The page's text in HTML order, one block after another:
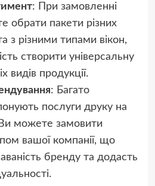
: При замовленні
обрати пакети різних
з різними типами вікон,
створити універсальну
видів продукції.
: Багато
послуги друку на
можете замовити
вашої компанії, що
бренду та додасть